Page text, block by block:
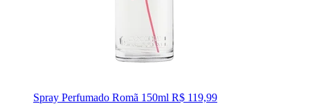
Spray Perfumado Romã 150ml R$ 119,99